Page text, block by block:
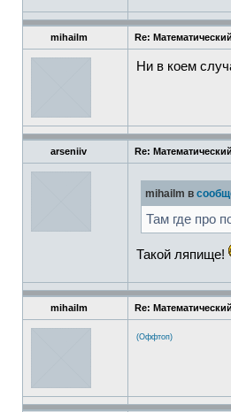
mihailm Re:
Ни в коем
arseniiv Re:
mihailm в
Там где про
Такой ляпище!
mihailm Re:
(Оффтоп)